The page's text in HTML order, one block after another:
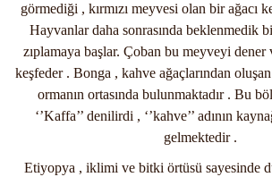
görmediği , kırmızı meyvesi olan bir ağacı
Hayvanlar daha sonrasında beklenmedik
zıplamaya başlar. Çoban bu meyveyi
keşfeder . Bonga , kahve ağaçlarından
ormanın ortasında bulunmaktadır . Bu
‘’Kaffa’’ denilirdi , ‘’kahve’’ adının
gelmektedir .
Etiyopya , iklimi ve bitki örtüsü sayesinde